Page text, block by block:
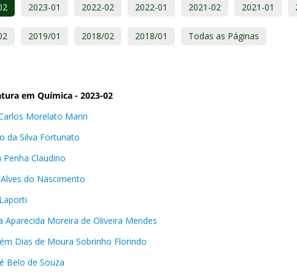
2023-01 2022-02 2022-01 2021-02 2021-01
2019/01 2018/02 2018/01 Todas as Páginas
em Química - 2023-02
Morelato Marin
da Silva Fortunato
Penha Claudino
do Nascimento
Aparecida Moreira de Oliveira Mendes
Dias de Moura Sobrinho Florindo
Belo de Souza